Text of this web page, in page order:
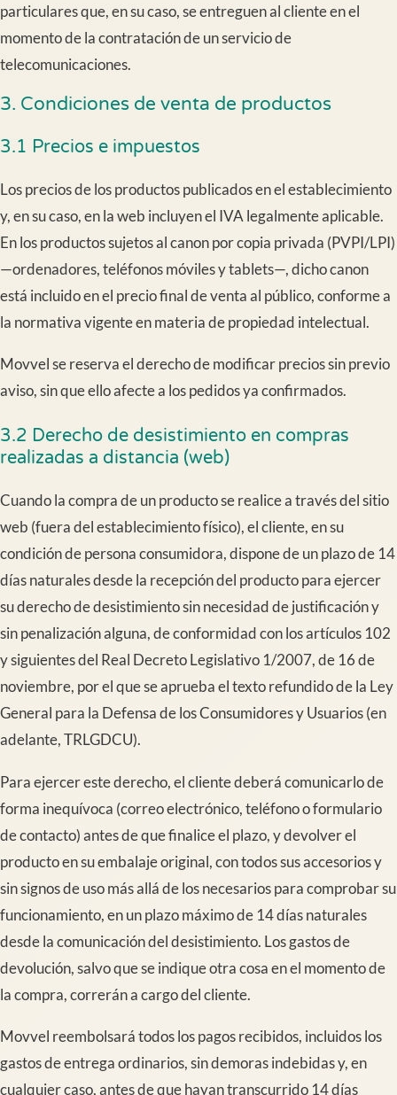
particulares que, en su caso, se entreguen al cliente en el
momento de la contratación de un servicio de
telecomunicaciones.
3. Condiciones de venta de productos
3.1 Precios e impuestos
Los precios de los productos publicados en el establecimiento
y, en su caso, en la web incluyen el IVA legalmente aplicable.
En los productos sujetos al canon por copia privada (PVPI/LPI)
—ordenadores, teléfonos móviles y tablets—, dicho canon
está incluido en el precio final de venta al público, conforme a
la normativa vigente en materia de propiedad intelectual.
Movvel se reserva el derecho de modificar precios sin previo
aviso, sin que ello afecte a los pedidos ya confirmados.
3.2 Derecho de desistimiento en compras
realizadas a distancia (web)
Cuando la compra de un producto se realice a través del sitio
web (fuera del establecimiento físico), el cliente, en su
condición de persona consumidora, dispone de un plazo de 14
días naturales desde la recepción del producto para ejercer
su derecho de desistimiento sin necesidad de justificación y
sin penalización alguna, de conformidad con los artículos 102
y siguientes del Real Decreto Legislativo 1/2007, de 16 de
noviembre, por el que se aprueba el texto refundido de la Ley
General para la Defensa de los Consumidores y Usuarios (en
adelante, TRLGDCU).
Para ejercer este derecho, el cliente deberá comunicarlo de
forma inequívoca (correo electrónico, teléfono o formulario
de contacto) antes de que finalice el plazo, y devolver el
producto en su embalaje original, con todos sus accesorios y
sin signos de uso más allá de los necesarios para comprobar su
funcionamiento, en un plazo máximo de 14 días naturales
desde la comunicación del desistimiento. Los gastos de
devolución, salvo que se indique otra cosa en el momento de
la compra, correrán a cargo del cliente.
Movvel reembolsará todos los pagos recibidos, incluidos los
gastos de entrega ordinarios, sin demoras indebidas y, en
cualquier caso, antes de que hayan transcurrido 14 días